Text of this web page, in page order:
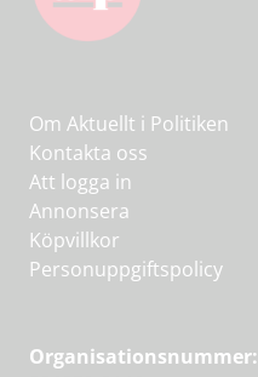
Om Aktuellt i Politiken
Kontakta oss
Att logga in
Annonsera
Köpvillkor
Personuppgiftspolicy
Organisationsnummer: